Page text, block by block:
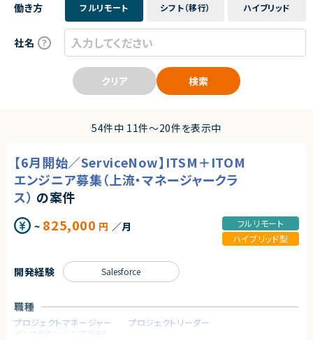
働き方 フルリモート シフト（移行） ハイブリッド
社名
クリア 検索
54件中 11件〜20件を表示中
【6月開始／ServiceNow】ITSM＋ITOM
エンジニア募集（上流・マネージャークラ
ス） の案件
~ 825,000 円 ／月
フルリモート
ハイブリッド型
職種
プロジェクトマネージャー
プロジェクトリーダー
インフラエンジニア/SRE
開発経験 Salesforce